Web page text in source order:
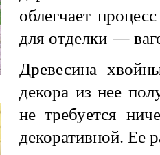
облегчает
для отделки —
Древесина
декора из нее
не требуется
декоративной. Ее